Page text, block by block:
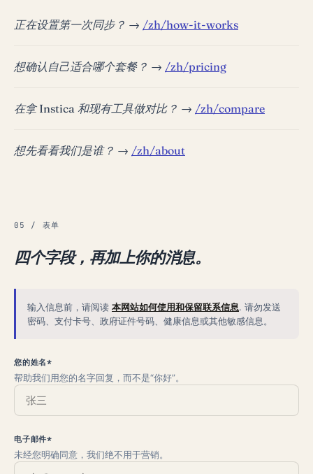
正在设置第一次同步？ → /zh/how-it-works
想确认自己适合哪个套餐？ → /zh/pricing
在拿 Instica 和现有工具做对比？ → /zh/compare
想先看看我们是谁？ → /zh/about
05 / 表单
四个字段，再加上你的消息。
输入信息前，请阅读 本网站如何使用和保留联系信息. 请勿发送
密码、支付卡号、政府证件号码、健康信息或其他敏感信息。
您的姓名*
帮助我们用您的名字回复，而不是“你好”。
电子邮件*
未经您明确同意，我们绝不用于营销。